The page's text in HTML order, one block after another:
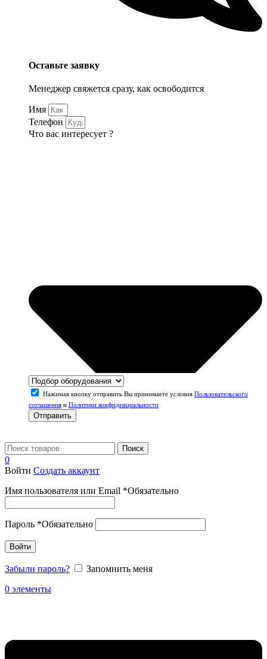
Оставьте заявку
Менеджер свяжется сразу, как освободится
Имя
Телефон
Что вас интересует ?
Нажимая кнопку отправить Вы принимаете условия Пользовательского
соглашения и Политики конфиденциальности
Отправить
Поиск
0
Войти Создать аккаунт
Имя пользователя или Email *Обязательно
Пароль *Обязательно
Войти
Забыли пароль?
Запомнить меня
0 элементы